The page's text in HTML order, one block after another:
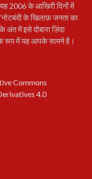
2006 के आखिरी दिनों में
के खिलाफ़ जनता का
अंत में इसे दोबारा ज़िंदा
रूप में यह आपके सामने है।
Commons
4.0